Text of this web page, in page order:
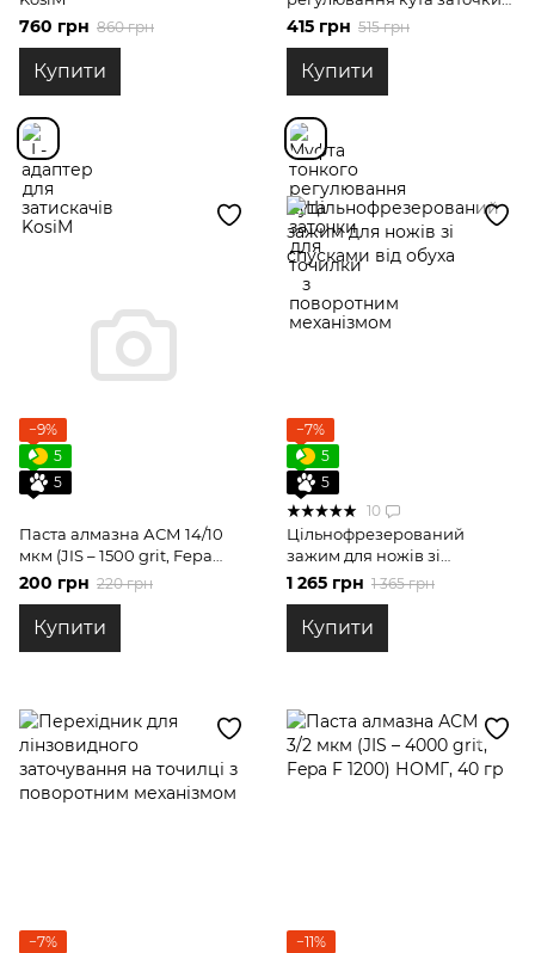
760 грн 860 грн
Купити
для точилки з поворотним
механізмом
415 грн 515 грн
Купити
−9%
5
5
Паста алмазна АСМ 14/10
мкм (JIS – 1500 grit, Fepa
F500) НОМГ, 40 гр
200 грн 220 грн
Купити
−7%
5
5
10
Цільнофрезерований
зажим для ножів зі
спусками від обуха
1 265 грн 1 365 грн
Купити
−7%
−11%